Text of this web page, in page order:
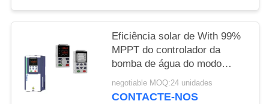
Eficiência solar de With 99%
MPPT do controlador da
bomba de água do modo
especial do PID e do MPPT
negotiable MOQ:24 unidades
CONTACTE-NOS